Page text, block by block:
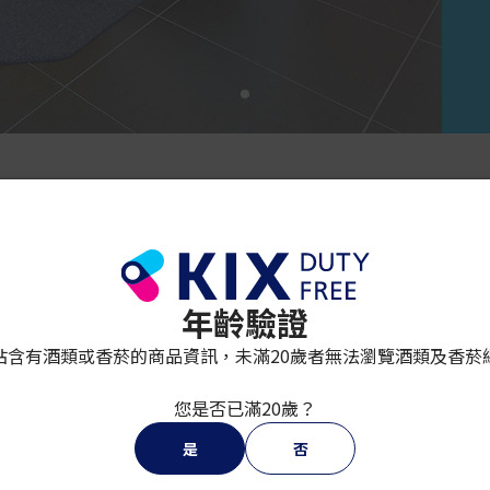
新型號 專用煙草棒
年齡驗證
含有酒類或香菸的商品資訊，未滿20歲者無法瀏覽酒類及香菸
您是否已滿20歲？
是 否